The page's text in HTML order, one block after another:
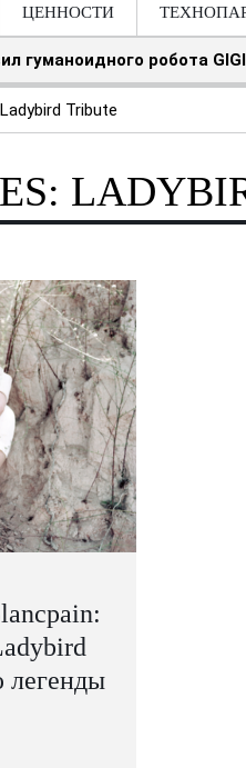
ЦЕННОСТИ
гуманоидного робота
Ladybird Tribute
легенды